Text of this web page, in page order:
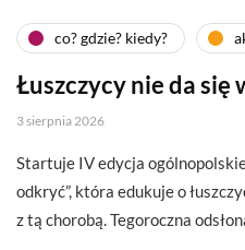
co? gdzie? kiedy?
Łuszczycy nie da się
3 sierpnia 2026
Startuje IV edycja
odkryć”, która edukuje o
z tą chorobą. Tegoroczna